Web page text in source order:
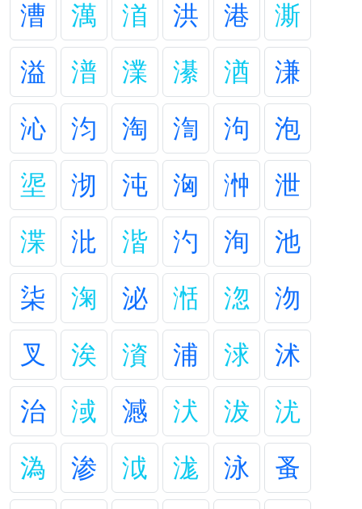
漕
澫 渞 洪 港
澌
溢
潽 澲 濝 湭
溓
沁
汮 淘 渹 泃
泡
埿
沏 沌 洶 浺
泄
渫
沘 湝 汋 洵
池
柒
淗 泌 湉 淴
沕
叉
涘 澬 浦 浗
沭
治
淢 澸 汱 沷
沋
溈
渗 泧 浝 泳
蚤